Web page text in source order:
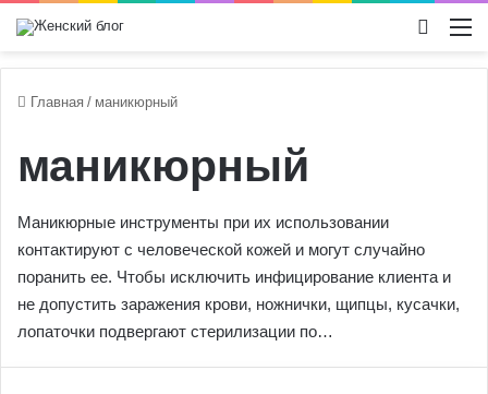
Главная / маникюрный
маникюрный
Маникюрные инструменты при их использовании
контактируют с человеческой кожей и могут случайно
поранить ее. Чтобы исключить инфицирование клиента и
не допустить заражения крови, ножнички, щипцы, кусачки,
лопаточки подвергают стерилизации по…